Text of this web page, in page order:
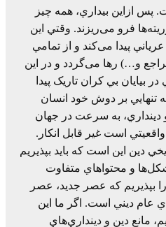
پس ازاين بيداري، همه چيز
فرو می‌ريزند. وقتي اين
عرياني پيدا می‌کند و از تمامي
و…) رها می‌گردد و در اين
بي کران تاريک پيدا
بر دوش خود انسان
دينداري، به سرعت در جهان
است غير قابل انکار.
دين اين است که بايد بپذيريم
و محتواهاي متفاوت
بپذيريم که عصر جديد، عصر
عام ديني است. اگر ما اين
مانع دين و دينداري‌هاي